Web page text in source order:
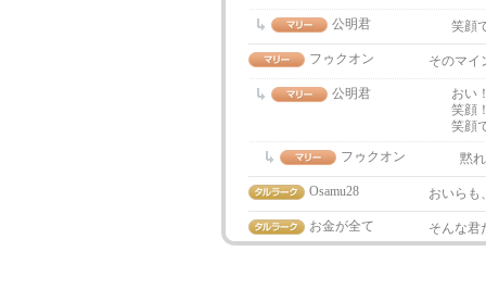
公明君 笑顔
フゥクオン そのマイ
公明君
おい
笑
笑顔
フゥクオン
黙
Osamu28 おいらも
お金が全て そんな君